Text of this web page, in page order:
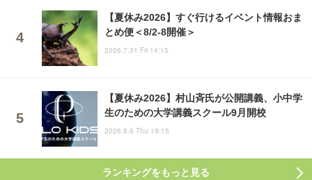
【夏休み2026】すぐ行けるイベント情報おま
とめ便＜8/2-8開催＞
2026.7.31 Fri 14:15
【夏休み2026】村山斉氏が公開講義、小中学
生のための大学講義スクール9月開校
2026.8.6 Thu 19:15
ランキングをもっと見る